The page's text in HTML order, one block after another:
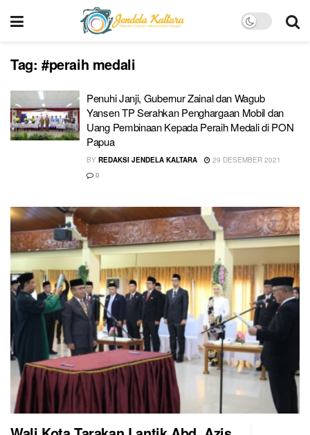
Tag: #peraih medali
Penuhi Janji, Gubernur Zainal dan Wagub
Yansen TP Serahkan Penghargaan Mobil dan
Uang Pembinaan Kepada Peraih Medali di PON
Papua
BY REDAKSI JENDELA KALTARA
29 DESEMBER 2021
0